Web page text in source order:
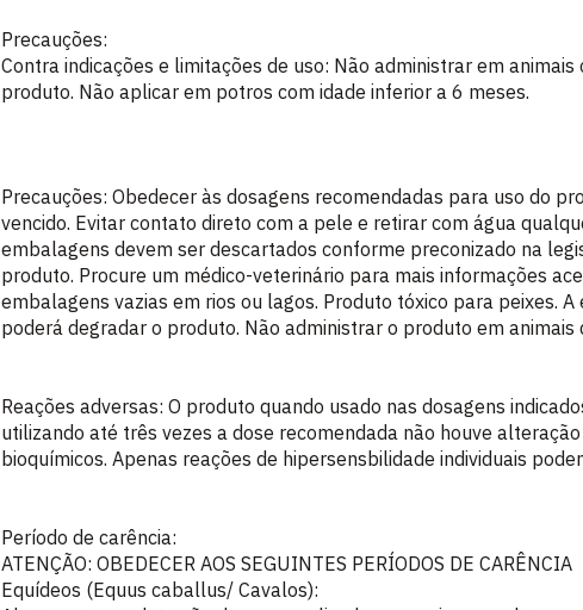
Precauções:
Contra indicações e limitações de uso: Não administrar em
produto. Não aplicar em potros com idade inferior a 6 meses.
Precauções: Obedecer às dosagens recomendadas para uso do
vencido. Evitar contato direto com a pele e retirar com água
embalagens devem ser descartados conforme preconizado na
produto. Procure um médico-veterinário para mais informações
embalagens vazias em rios ou lagos. Produto tóxico para peixes.
poderá degradar o produto. Não administrar o produto em animais
Reações adversas: O produto quando usado nas dosagens
utilizando até três vezes a dose recomendada não houve
bioquímicos. Apenas reações de hipersensbilidade individuais
Período de carência:
ATENÇÃO: OBEDECER AOS SEGUINTES PERÍODOS DE CARÊNCIA
Equídeos (Equus caballus/ Cavalos):